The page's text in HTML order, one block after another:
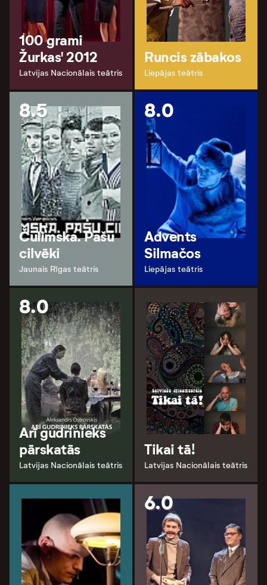
100 grami
Žurkas' 2012
Latvijas Nacionālais teātris
Runcis zābakos
Liepājas teātris
8.5
Čulimska. Pašu
cilvēki
Jaunais Rīgas teātris
8.0
Advents
Silmačos
Liepājas teātris
8.0
Arī gudrinieks
pārskatās
Latvijas Nacionālais teātris
Tikai tā!
Latvijas Nacionālais teātris
6.0